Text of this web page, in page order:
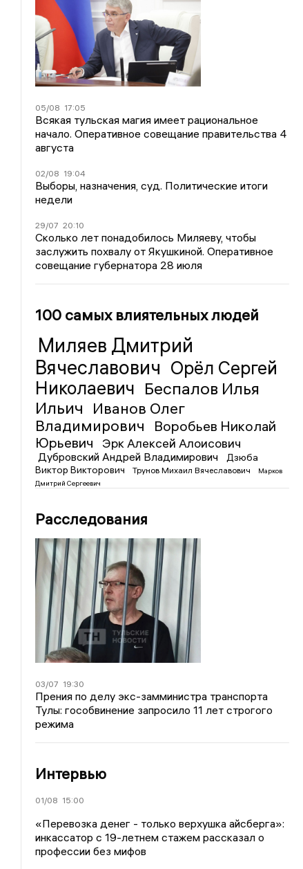
05/08 17:05
Всякая тульская магия имеет рациональное
начало. Оперативное совещание правительства 4
августа
02/08 19:04
Выборы, назначения, суд. Политические итоги
недели
29/07 20:10
Сколько лет понадобилось Миляеву, чтобы
заслужить похвалу от Якушкиной. Оперативное
совещание губернатора 28 июля
100 самых влиятельных людей
Миляев Дмитрий
Вячеславович Орёл Сергей
Николаевич Беспалов Илья
Ильич
Иванов Олег
Владимирович
Воробьев Николай
Юрьевич
Эрк Алексей Алоисович
Дубровский Андрей Владимирович
Дзюба
Виктор Викторович
Трунов Михаил Вячеславович
Марков
Дмитрий Сергеевич
Расследования
03/07 19:30
Прения по делу экс-замминистра транспорта
Тулы: гособвинение запросило 11 лет строгого
режима
Интервью
01/08 15:00
«Перевозка денег - только верхушка айсберга»:
инкассатор с 19-летнем стажем рассказал о
профессии без мифов